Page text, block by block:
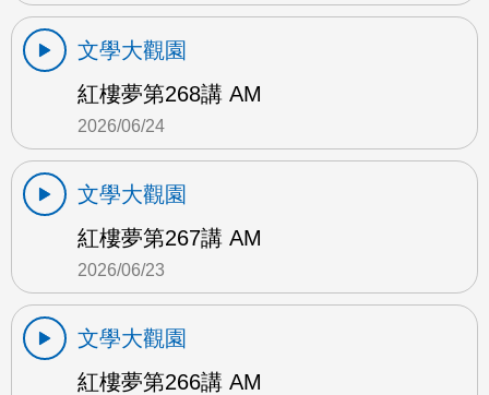
文學大觀園
紅樓夢第268講 AM
2026/06/24
文學大觀園
紅樓夢第267講 AM
2026/06/23
文學大觀園
紅樓夢第266講 AM